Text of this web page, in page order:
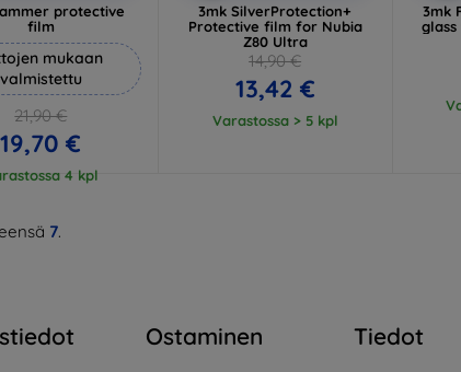
protective
film
mukaan
valmistettu
21,90 €
19,70 €
4 kpl
3mk SilverProtection+
Protective film for Nubia
Z80 Ultra
14,90 €
13,42 €
Varastossa > 5 kpl
3mk
7.
Ostaminen Tiedot